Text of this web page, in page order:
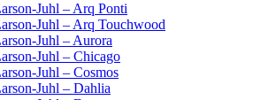
Juhl – Arq Ponti
Juhl – Arq Touchwood
Juhl – Aurora
Juhl – Chicago
Juhl – Cosmos
Juhl – Dahlia